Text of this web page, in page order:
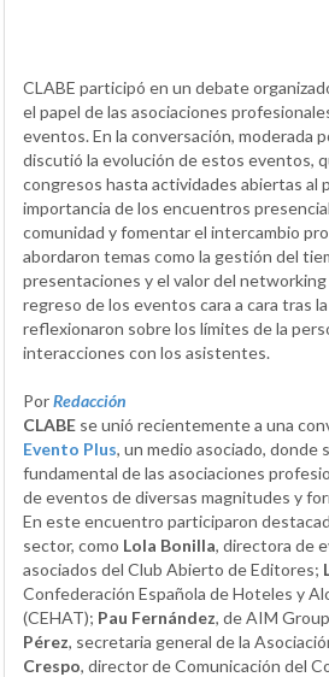
CLABE participó en un debate
el papel de las asociaciones
eventos. En la conversación, moderada
discutió la evolución de estos eventos,
congresos hasta actividades abiertas al
importancia de los encuentros
comunidad y fomentar el intercambio
abordaron temas como la gestión del
presentaciones y el valor del
regreso de los eventos cara a cara tras
reflexionaron sobre los límites de la
interacciones con los asistentes.
PorRedacción
CLABE se unió recientemente a una
Evento Plus, un medio asociado, donde
fundamental de las asociaciones
de eventos de diversas magnitudes y
En este encuentro participaron
sector, como Lola Bonilla, directora de
asociados del Club Abierto de Editores;
Confederación Española de Hoteles y
(CEHAT); Pau Fernández, de AIM
Pérez, secretaria general de la
Crespo, director de Comunicación del